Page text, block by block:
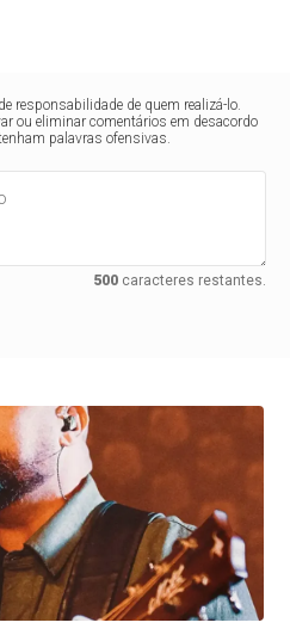
responsabilidade de quem realizá-lo.
ou eliminar comentários em desacordo
palavras ofensivas.
500caracteres restantes.